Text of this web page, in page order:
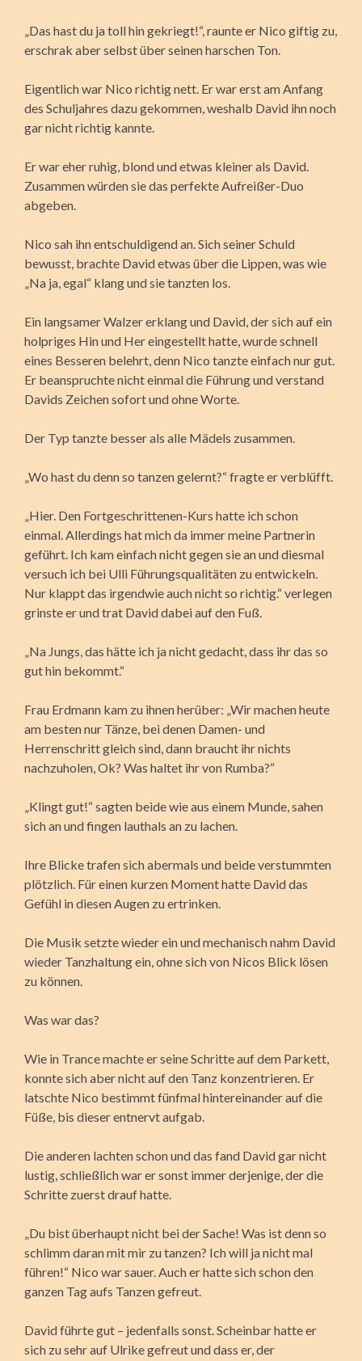
„Das hast du ja toll hin gekriegt!“, raunte er Nico giftig zu,
erschrak aber selbst über seinen harschen Ton.
Eigentlich war Nico richtig nett. Er war erst am Anfang
des Schuljahres dazu gekommen, weshalb David ihn noch
gar nicht richtig kannte.
Er war eher ruhig, blond und etwas kleiner als David.
Zusammen würden sie das perfekte Aufreißer-Duo
abgeben.
Nico sah ihn entschuldigend an. Sich seiner Schuld
bewusst, brachte David etwas über die Lippen, was wie
„Na ja, egal“ klang und sie tanzten los.
Ein langsamer Walzer erklang und David, der sich auf ein
holpriges Hin und Her eingestellt hatte, wurde schnell
eines Besseren belehrt, denn Nico tanzte einfach nur gut.
Er beanspruchte nicht einmal die Führung und verstand
Davids Zeichen sofort und ohne Worte.
Der Typ tanzte besser als alle Mädels zusammen.
„Wo hast du denn so tanzen gelernt?“ fragte er verblüfft.
„Hier. Den Fortgeschrittenen-Kurs hatte ich schon
einmal. Allerdings hat mich da immer meine Partnerin
geführt. Ich kam einfach nicht gegen sie an und diesmal
versuch ich bei Ulli Führungsqualitäten zu entwickeln.
Nur klappt das irgendwie auch nicht so richtig.“ verlegen
grinste er und trat David dabei auf den Fuß.
„Na Jungs, das hätte ich ja nicht gedacht, dass ihr das so
gut hin bekommt.“
Frau Erdmann kam zu ihnen herüber: „Wir machen heute
am besten nur Tänze, bei denen Damen- und
Herrenschritt gleich sind, dann braucht ihr nichts
nachzuholen, Ok? Was haltet ihr von Rumba?“
„Klingt gut!“ sagten beide wie aus einem Munde, sahen
sich an und fingen lauthals an zu lachen.
Ihre Blicke trafen sich abermals und beide verstummten
plötzlich. Für einen kurzen Moment hatte David das
Gefühl in diesen Augen zu ertrinken.
Die Musik setzte wieder ein und mechanisch nahm David
wieder Tanzhaltung ein, ohne sich von Nicos Blick lösen
zu können.
Was war das?
Wie in Trance machte er seine Schritte auf dem Parkett,
konnte sich aber nicht auf den Tanz konzentrieren. Er
latschte Nico bestimmt fünfmal hintereinander auf die
Füße, bis dieser entnervt aufgab.
Die anderen lachten schon und das fand David gar nicht
lustig, schließlich war er sonst immer derjenige, der die
Schritte zuerst drauf hatte.
„Du bist überhaupt nicht bei der Sache! Was ist denn so
schlimm daran mit mir zu tanzen? Ich will ja nicht mal
führen!“ Nico war sauer. Auch er hatte sich schon den
ganzen Tag aufs Tanzen gefreut.
David führte gut – jedenfalls sonst. Scheinbar hatte er
sich zu sehr auf Ulrike gefreut und dass er, der